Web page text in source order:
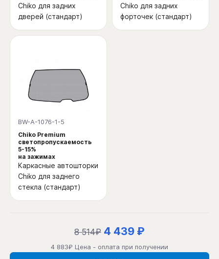
Chiko для задних
дверей (стандарт)
Chiko для задних
форточек (стандарт)
BW-A-1076-1-5
Chiko Premium
светопропускаемость
5-15%
на зажимах
Каркасные автошторки
Chiko для заднего
стекла (стандарт)
8 514₽ 4 439 ₽
4 883₽ Цена - оплата при получении